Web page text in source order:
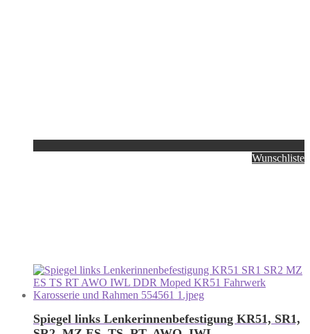
Wunschliste
Spiegel links Lenkerinnenbefestigung KR51, SR1,